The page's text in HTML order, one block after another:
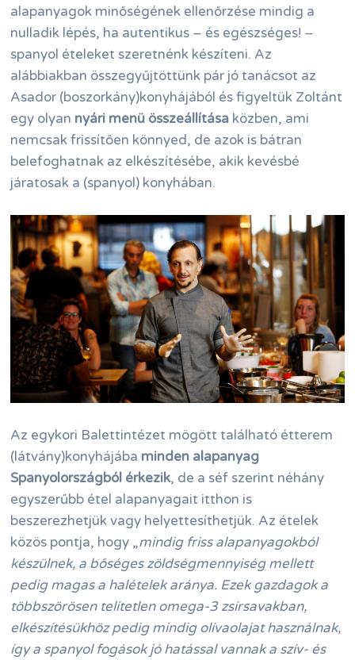
alapanyagok minőségének ellenőrzése mindig a
nulladik lépés, ha autentikus – és egészséges! –
spanyol ételeket szeretnénk készíteni. Az
alábbiakban összegyűjtöttünk pár jó tanácsot az
Asador (boszorkány)konyhájából és figyeltük Zoltánt
egy olyan nyári menü összeállítása közben, ami
nemcsak frissítően könnyed, de azok is bátran
belefoghatnak az elkészítésébe, akik kevésbé
járatosak a (spanyol) konyhában.
Az egykori Balettintézet mögött található étterem
(látvány)konyhájába minden alapanyag
Spanyolországból érkezik, de a séf szerint néhány
egyszerűbb étel alapanyagait itthon is
beszerezhetjük vagy helyettesíthetjük. Az ételek
közös pontja, hogy „mindig friss alapanyagokból
készülnek, a bőséges zöldségmennyiség mellett
pedig magas a halételek aránya. Ezek gazdagok a
többszörösen telítetlen omega-3 zsírsavakban,
elkészítésükhöz pedig mindig olívaolajat használnak,
így a spanyol fogások jó hatással vannak a szív- és